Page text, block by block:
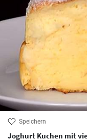
Speichern
Joghurt Kuchen mit